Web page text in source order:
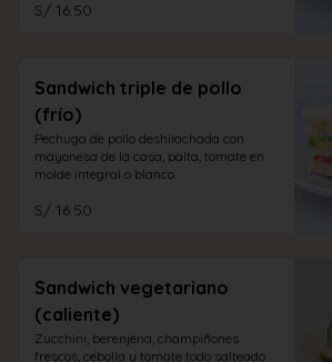
S/ 16.50
Sandwich triple de pollo
(frío)
Pechuga de pollo deshilachada con
mayonesa de la casa, palta, tomate en
molde integral o blanco.
S/ 16.50
Sandwich vegetariano
(caliente)
Zucchini, berenjena, champiñones
frescos, cebolla y tomate todo salteado